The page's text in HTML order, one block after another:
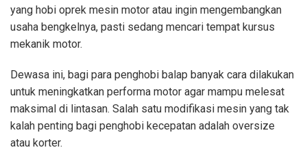
yang hobi oprek mesin motor atau ingin mengembangkan
usaha bengkelnya, pasti sedang mencari tempat kursus
mekanik motor.
Dewasa ini, bagi para penghobi balap banyak cara dilakukan
untuk meningkatkan performa motor agar mampu melesat
maksimal di lintasan. Salah satu modifikasi mesin yang tak
kalah penting bagi penghobi kecepatan adalah oversize
atau korter.